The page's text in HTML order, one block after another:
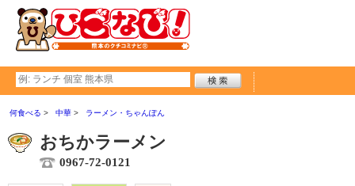
何食べる 中華 ラーメン・ちゃんぽん
おちかラーメン
0967-72-0121